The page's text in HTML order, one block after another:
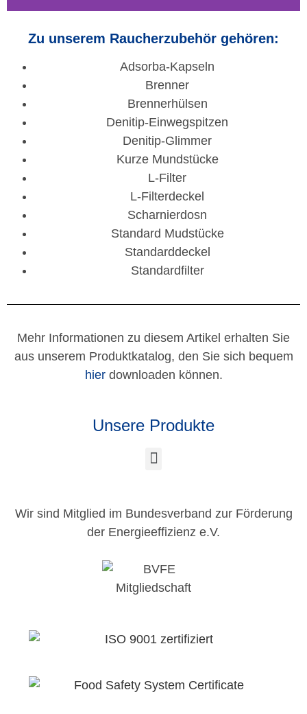
Zu unserem Raucherzubehör gehören:
Adsorba-Kapseln
Brenner
Brennerhülsen
Denitip-Einwegspitzen
Denitip-Glimmer
Kurze Mundstücke
L-Filter
L-Filterdeckel
Scharnierdosn
Standard Mudstücke
Standarddeckel
Standardfilter
Mehr Informationen zu diesem Artikel erhalten Sie
aus unserem Produktkatalog, den Sie sich bequem
hierdownloaden können.
Unsere Produkte
Wir sind Mitglied im Bundesverband zur Förderung
der Energieeffizienz e.V.